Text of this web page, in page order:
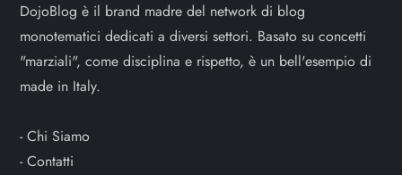
DojoBlog è il brand madre del network di blog
monotematici dedicati a diversi settori. Basato su concetti
"marziali", come disciplina e rispetto, è un bell'esempio di
made in Italy.
-Chi Siamo
-Contatti